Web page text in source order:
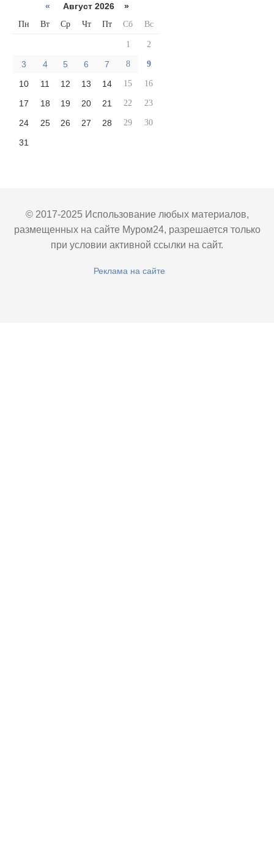
« Август 2026 »
Пн Вт Ср Чт Пт Сб Вс
1 2
3 4 5 6 7 8 9
10 11 12 13 14 15 16
17 18 19 20 21 22 23
24 25 26 27 28 29 30
31
© 2017-2025 Использование любых материалов,
размещенных на сайте Муром24, разрешается только
при условии активной ссылки на сайт.
Реклама на сайте